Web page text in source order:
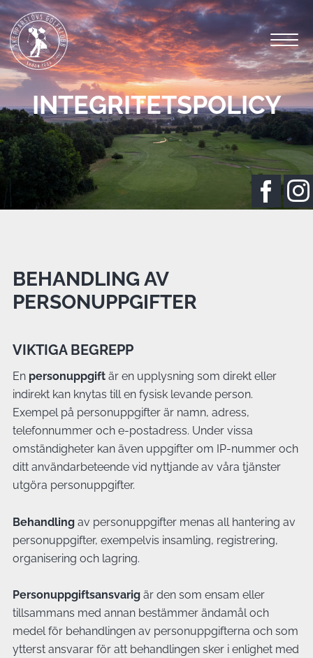
INTEGRITETSPOLICY
BEHANDLING AV
PERSONUPPGIFTER
VIKTIGA BEGREPP
En personuppgiftär en upplysning som direkt eller
indirekt kan knytas till en fysisk levande person.
Exempel på personuppgifter är namn, adress,
telefonnummer och e-postadress. Under vissa
omständigheter kan även uppgifter om IP-nummer och
ditt användarbeteende vid nyttjande av våra tjänster
utgöra personuppgifter.
Behandlingav personuppgifter menas all hantering av
personuppgifter, exempelvis insamling, registrering,
organisering och lagring.
Personuppgiftsansvarigär den som ensam eller
tillsammans med annan bestämmer ändamål och
medel för behandlingen av personuppgifterna och som
ytterst ansvarar för att behandlingen sker i enlighet med